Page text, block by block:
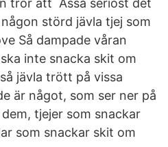
tror att Asså seriöst det
störd jävla tjej som
Så dampade våran
inte snacka skit om
jävla trött på vissa
är något, som ser ner på
tjejer som snackar
som snackar skit om